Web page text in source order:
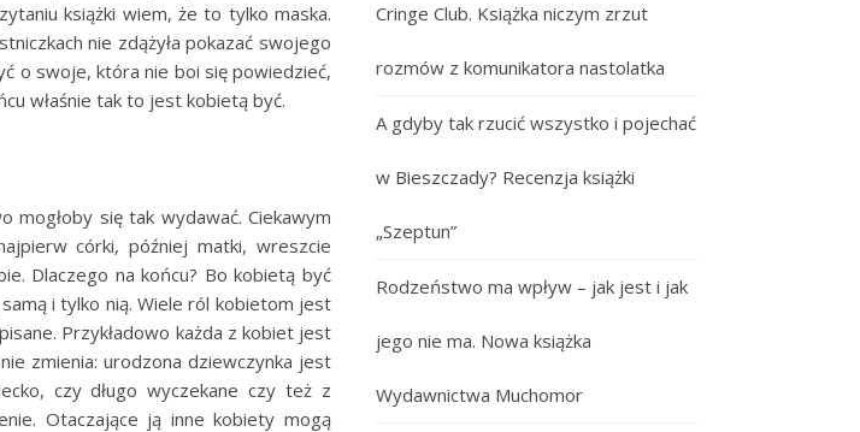
książki wiem, że to tylko maska.
nie zdążyła pokazać swojego
o swoje, która nie boi się powiedzieć,
właśnie tak to jest kobietą być.
się tak wydawać. Ciekawym
córki, później matki, wreszcie
Dlaczego na końcu? Bo kobietą być
i tylko nią. Wiele ról kobietom jest
Przykładowo każda z kobiet jest
zmienia: urodzona dziewczynka jest
czy długo wyczekane czy też z
Otaczające ją inne kobiety mogą
Cringe Club. Książka niczym zrzut
rozmów z komunikatora nastolatka
A gdyby tak rzucić wszystko i pojechać
w Bieszczady? Recenzja książki
„Szeptun”
Rodzeństwo ma wpływ – jak jest i jak
jego nie ma. Nowa książka
Wydawnictwa Muchomor